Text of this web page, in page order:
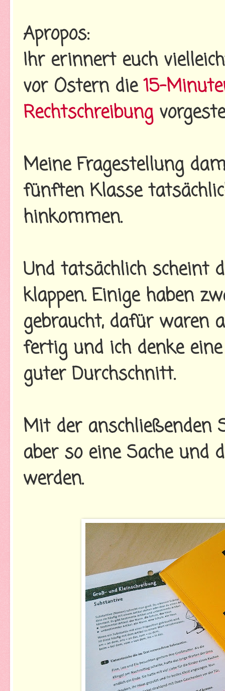
Apropos:
Ihr erinnert euch
vor Ostern die15-
Rechtschreibung
Meine Fragestellung
fünften Klasse
hinkommen.
Und tatsächlich scheint
klappen. Einige haben
gebraucht, dafür waren
fertig und ich denke
guter Durchschnitt.
Mit der anschließenden
aber so eine Sache
werden.